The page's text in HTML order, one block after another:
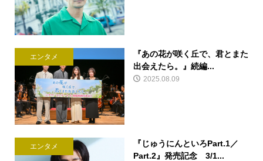
エンタメ
『あの花が咲く丘で、君とまた
出会えたら。』続編...
2025.08.09
エンタメ
『じゅうにんといろPart.1／
Part.2』発売記念 3/1...